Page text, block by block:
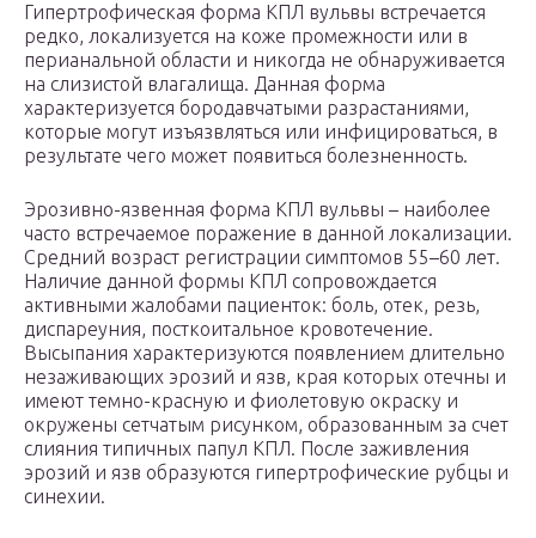
Гипертрофическая форма КПЛ вульвы встречается
редко, локализуется на коже промежности или в
перианальной области и никогда не обнаруживается
на слизистой влагалища. Данная форма
характеризуется бородавчатыми разрастаниями,
которые могут изъязвляться или инфицироваться, в
результате чего может появиться болезненность.
Эрозивно-язвенная форма КПЛ вульвы – наиболее
часто встречаемое поражение в данной локализации.
Средний возраст регистрации симптомов 55–60 лет.
Наличие данной формы КПЛ сопровождается
активными жалобами пациенток: боль, отек, резь,
диспареуния, посткоитальное кровотечение.
Высыпания характеризуются появлением длительно
незаживающих эрозий и язв, края которых отечны и
имеют темно-красную и фиолетовую окраску и
окружены сетчатым рисунком, образованным за счет
слияния типичных папул КПЛ. После заживления
эрозий и язв образуются гипертрофические рубцы и
синехии.